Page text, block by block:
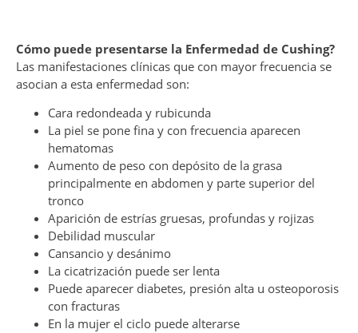
Cómo puede presentarse la Enfermedad de Cushing?
Las manifestaciones clínicas que con mayor frecuencia se
asocian a esta enfermedad son:
Cara redondeada y rubicunda
La piel se pone fina y con frecuencia aparecen
hematomas
Aumento de peso con depósito de la grasa
principalmente en abdomen y parte superior del
tronco
Aparición de estrías gruesas, profundas y rojizas
Debilidad muscular
Cansancio y desánimo
La cicatrización puede ser lenta
Puede aparecer diabetes, presión alta u osteoporosis
con fracturas
En la mujer el ciclo puede alterarse